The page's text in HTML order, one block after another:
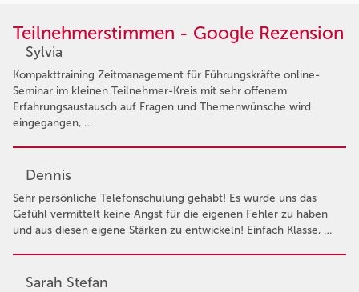
Teilnehmerstimmen - Google Rezension
Sylvia
Kompakttraining Zeitmanagement für Führungskräfte online-
Seminar im kleinen Teilnehmer-Kreis mit sehr offenem
Erfahrungsaustausch auf Fragen und Themenwünsche wird
eingegangen, …
Dennis
Sehr persönliche Telefonschulung gehabt! Es wurde uns das
Gefühl vermittelt keine Angst für die eigenen Fehler zu haben
und aus diesen eigene Stärken zu entwickeln! Einfach Klasse, …
Sarah Stefan